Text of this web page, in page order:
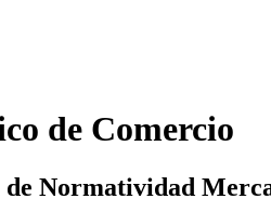
de Comercio
de Normatividad